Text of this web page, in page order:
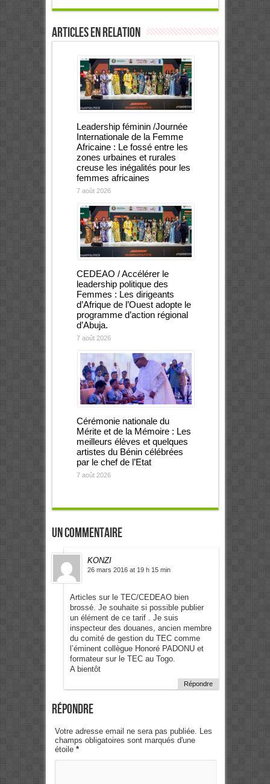
Articles en relation
Leadership féminin /Journée
Internationale de la Femme
Africaine : Le fossé entre les
zones urbaines et rurales
creuse les inégalités pour les
femmes africaines
7 août 2026
CEDEAO / Accélérer le
leadership politique des
Femmes : Les dirigeants
d’Afrique de l’Ouest adopte le
programme d’action régional
d’Abuja.
7 août 2026
Cérémonie nationale du
Mérite et de la Mémoire : Les
meilleurs élèves et quelques
artistes du Bénin célébrées
par le chef de l’Etat
7 août 2026
Un commentaire
KONZI
26 mars 2016 at 19 h 15 min
Articles sur le TEC/CEDEAO bien
brossé. Je souhaite si possible publier
un élément de ce tarif . Je suis
inspecteur des douanes, ancien membre
du comité de gestion du TEC comme
l’éminent collègue Honoré PADONU et
formateur sur le TEC au Togo.
A bientôt
Répondre
Répondre
Votre adresse email ne sera pas publiée. Les
champs obligatoires sont marqués d'une
étoile *